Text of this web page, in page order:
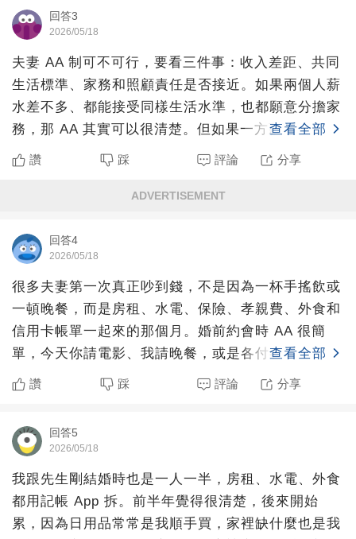
回答3
2026/05/18
夫妻 AA 制可不可行，要看三件事：收入差距、共同
生活標準、家務和照顧責任是否接近。如果兩個人薪
水差不多、都能接受同樣生活水準，也都願意分擔家
務，那 AA 其實可以很清楚。但如果一方薪水高很
多，卻要求
查看全部
讚 踩 評論 分享
ADVERTISEMENT
回答4
2026/05/18
很多夫妻第一次真正吵到錢，不是因為一杯手搖飲或
一頓晚餐，而是房租、水電、保險、孝親費、外食和
信用卡帳單一起來的那個月。婚前約會時 AA 很簡
單，今天你請電影、我請晚餐，或是各付各的，都不
太會傷感情。可
查看全部
讚 踩 評論 分享
回答5
2026/05/18
我跟先生剛結婚時也是一人一半，房租、水電、外食
都用記帳 App 拆。前半年覺得很清楚，後來開始
累，因為日用品常常是我順手買，家裡缺什麼也是我